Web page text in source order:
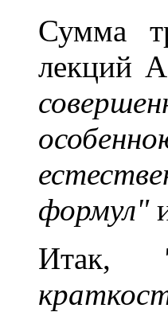
Сумма
лекций
формул"
Итак,